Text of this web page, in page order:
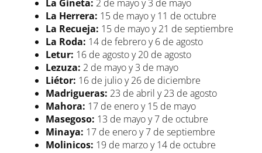
La Gineta: 2 de mayo y 3 de mayo
La Herrera: 15 de mayo y 11 de octubre
La Recueja: 15 de mayo y 21 de septiembre
La Roda: 14 de febrero y 6 de agosto
Letur: 16 de agosto y 20 de agosto
Lezuza: 2 de mayo y 3 de mayo
Liétor: 16 de julio y 26 de diciembre
Madrigueras: 23 de abril y 23 de agosto
Mahora: 17 de enero y 15 de mayo
Masegoso: 13 de mayo y 7 de octubre
Minaya: 17 de enero y 7 de septiembre
Molinicos: 19 de marzo y 14 de octubre